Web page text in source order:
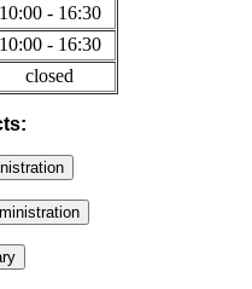
10:00 - 16:30
10:00 - 16:30
closed